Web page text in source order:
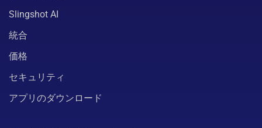
Slingshot AI
統合
価格
セキュリティ
アプリのダウンロード